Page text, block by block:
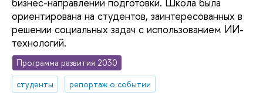
ориентирована на студентов, заинтересованных в
решении социальных задач с использованием ИИ-
технологий.
Программа развития 2030
студенты
репортаж о событии